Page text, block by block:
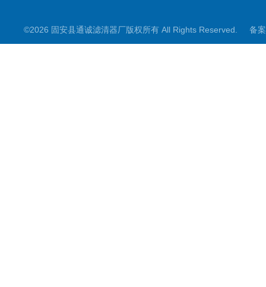
电钢厂滤芯
©2026 固安县通诚滤清器厂版权所有 All Rights Reserved. 备